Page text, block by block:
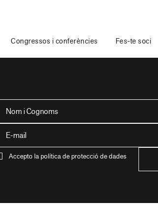
Congressos i conferències Fes-te soci
Accepto la política de protecció de dades